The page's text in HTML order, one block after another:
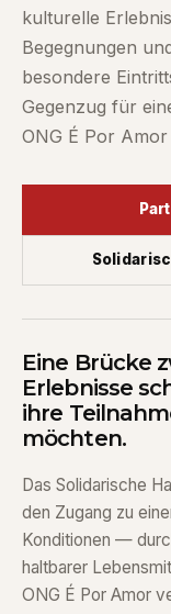
kulturelle
Begegnungen
besondere
Gegenzug für
ONG É Por
Eine Brücke
Erlebnisse
ihre
möchten.
Das Solidarische
den Zugang zu
Konditionen —
haltbarer
ONG É Por Amor